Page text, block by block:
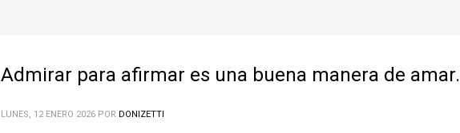
Admirar para afirmar es una buena manera de amar.
LUNES, 12 ENERO 2026 POR DONIZETTI